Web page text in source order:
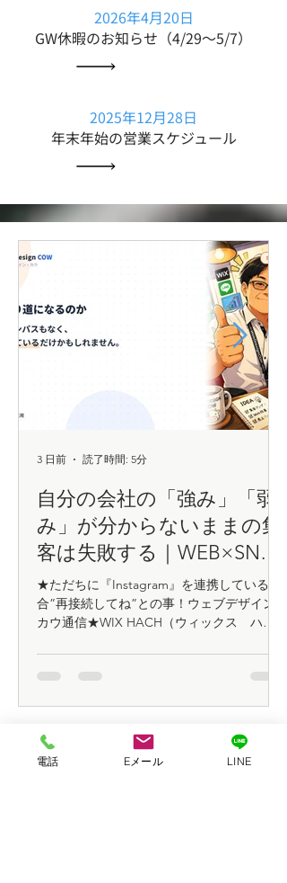
2026年4月20日
GW休暇のお知らせ（4/29～5/7）
2025年12月28日
年末年始の営業スケジュール
自分の会社の「強み」「弱
み」が分からないままの集
客は失敗する｜WEB×SNS×
広告の判断基準
★ただちに『Instagram』を連携している場
合”再接続してね”との事！ウェブデザイン
カウ通信★WIX HACH（ウィックス ハッ
思うのですが・・・WIXで制作したWEBサ
イトでInstagramを連携している場合”再接
3 日前 読了時間: 5分
電話 Eメール LINE